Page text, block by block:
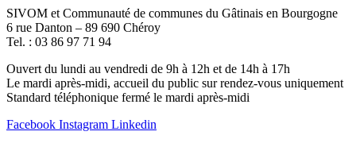
SIVOM et Communauté de communes du Gâtinais en Bourgogne
6 rue Danton – 89 690 Chéroy
Tel. : 03 86 97 71 94
Ouvert du lundi au vendredi de 9h à 12h et de 14h à 17h
Le mardi après-midi, accueil du public sur rendez-vous uniquement
Standard téléphonique fermé le mardi après-midi
Facebook Instagram Linkedin